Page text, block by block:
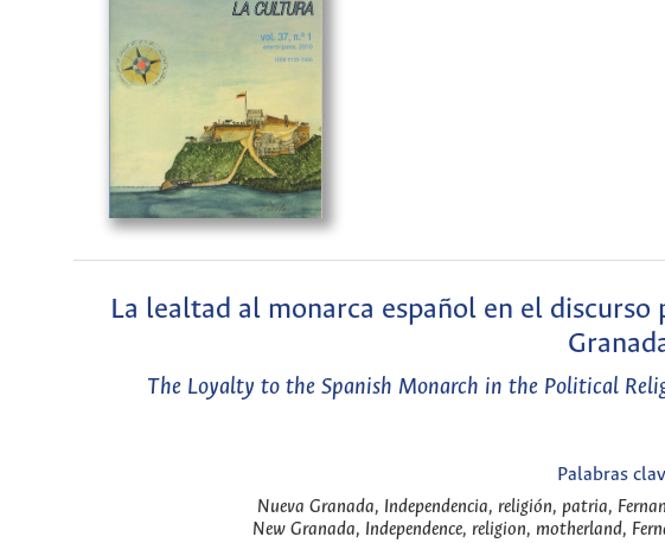
La lealtad al monarca español en el
The Loyalty to the Spanish Monarch in the Political
Palabras
Nueva Granada, Independencia, religión, patria,
New Granada, Independence, religion, motherland,